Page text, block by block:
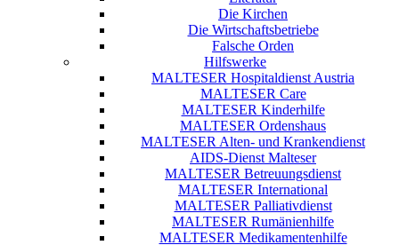
Die Kirchen
Die Wirtschaftsbetriebe
Falsche Orden
Hilfswerke
MALTESER Hospitaldienst Austria
MALTESER Care
MALTESER Kinderhilfe
MALTESER Ordenshaus
MALTESER Alten- und Krankendienst
AIDS-Dienst Malteser
MALTESER Betreuungsdienst
MALTESER International
MALTESER Palliativdienst
MALTESER Rumänienhilfe
MALTESER Medikamentenhilfe